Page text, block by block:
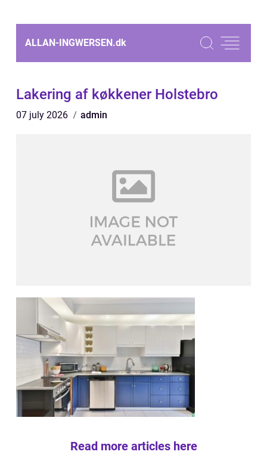
ALLAN-INGWERSEN.dk
Lakering af køkkener Holstebro
07 july 2026 admin
Read more articles here